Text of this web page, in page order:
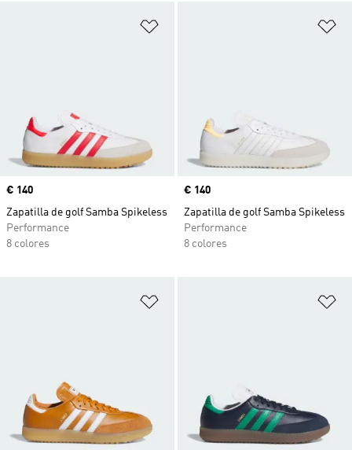
Precio
€ 140
Zapatilla de golf Samba Spikeless
Performance
8 colores
Precio
€ 140
Zapatilla de golf Samba Spikeless
Performance
8 colores